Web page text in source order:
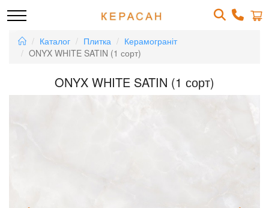
Каталог Плитка
Керамограніт
ONYX WHITE SATIN (1 сорт)
ONYX WHITE SATIN (1 сорт)